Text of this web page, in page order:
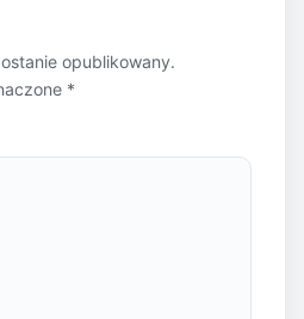
opublikowany.
*